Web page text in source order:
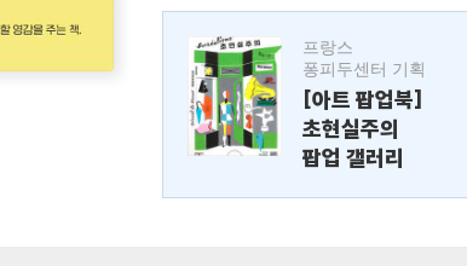
프랑스
퐁피두센터 기획
[아트 팝업북]
초현실주의
팝업 갤러리